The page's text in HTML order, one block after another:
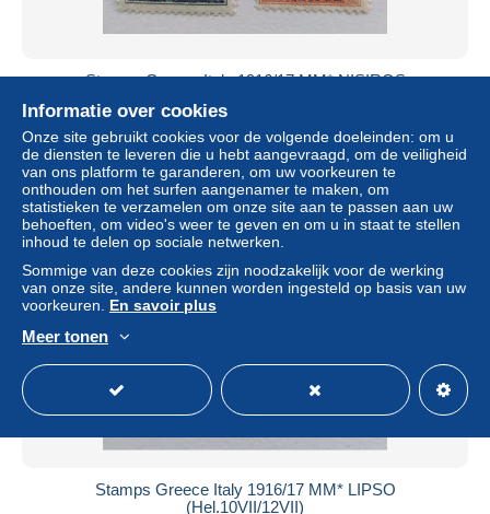
Stamps Greece Italy 1916/17 ΜΜ* NISIROS
± US$ 52,02
Statuut Particulier
Stamps Greece Italy 1916/17 ΜΜ* LIPSO
(Hel.10VII/12VII)
Informatie over cookies
Onze site gebruikt cookies voor de volgende doeleinden: om u
de diensten te leveren die u hebt aangevraagd, om de veiligheid
van ons platform te garanderen, om uw voorkeuren te
onthouden om het surfen aangenamer te maken, om
statistieken te verzamelen om onze site aan te passen aan uw
behoeften, om video's weer te geven en om u in staat te stellen
inhoud te delen op sociale netwerken.
Sommige van deze cookies zijn noodzakelijk voor de werking
van onze site, andere kunnen worden ingesteld op basis van uw
voorkeuren. En savoir plus
Meer tonen